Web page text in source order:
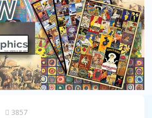
3857